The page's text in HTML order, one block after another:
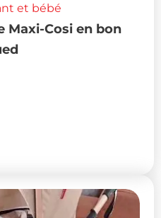
et bébé
Maxi-Cosi en bon